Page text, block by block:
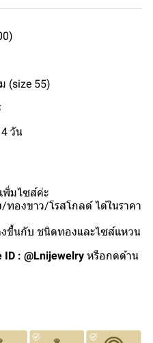
(size 55)
วัน
พิ่มไซส์ค่ะ
ทองขาว/โรสโกลด์ ได้ในราคา
ขึ้นกับ ชนิดทองและไซส์แหวน
ID : @Lnijewelry หรือกดด้าน